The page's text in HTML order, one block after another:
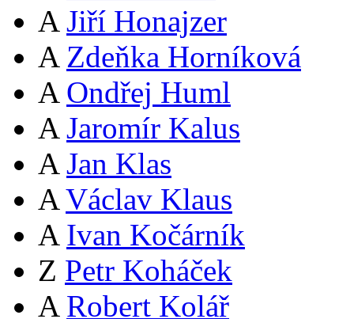
A Jiří Honajzer
A Zdeňka Horníková
A Ondřej Huml
A Jaromír Kalus
A Jan Klas
A Václav Klaus
A Ivan Kočárník
Z Petr Koháček
A Robert Kolář